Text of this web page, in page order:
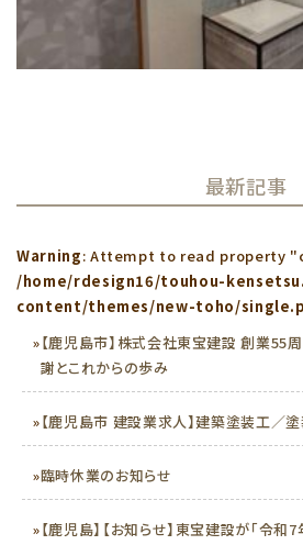
最新記事
Warning: Attempt to read property
/home/rdesign16/touhou-
content/themes/new-toho/
»【鹿児島市】株式会社東宝建設 創業55
謝とこれからの歩み
»【鹿児島市 建設業求人】建築塗装工／
»臨時休業のお知らせ
»【鹿児島】【お知らせ】東宝建設が「令